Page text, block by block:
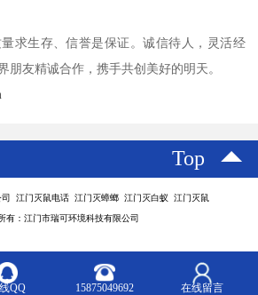
求生存、信誉是保证。诚信待人，灵活经
朋友精诚合作，携手共创美好的明天。
Top
司 江门灭鼠电话 江门灭蟑螂 江门灭白蚁 江门灭鼠
有：江门市瑞可环境科技有限公司
QQ 15875049692 在线留言